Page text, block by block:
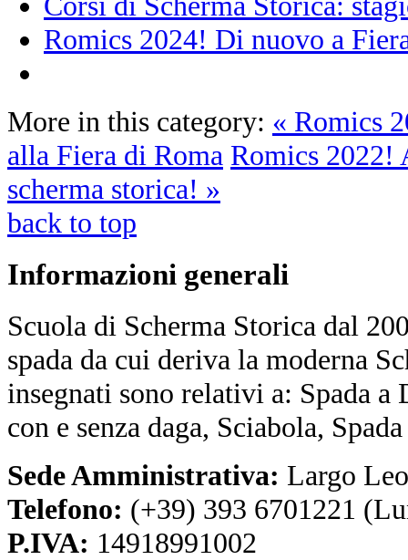
Romics 2024! Di nuovo a
More in this category: « Romics
alla Fiera di Roma Romics 2022!
scherma storica! »
back to top
Informazioni generali
Scuola di Scherma Storica dal
spada da cui deriva la moderna
insegnati sono relativi a: Spada a
con e senza daga, Sciabola,
Sede Amministrativa: Largo
Telefono: (+39) 393 6701221
P.IVA: 14918991002